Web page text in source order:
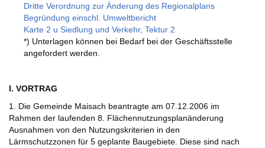
Dritte Verordnung zur Änderung des Regionalplans
Begründung einschl. Umweltbericht
Karte 2 u Siedlung und Verkehr, Tektur 2
*) Unterlagen können bei Bedarf bei der Geschäftsstelle
angefordert werden.
I. VORTRAG
1. Die Gemeinde Maisach beantragte am 07.12.2006 im
Rahmen der laufenden 8. Flächennutzungsplanänderung
Ausnahmen von den Nutzungskriterien in den
Lärmschutzzonen für 5 geplante Baugebiete. Diese sind nach